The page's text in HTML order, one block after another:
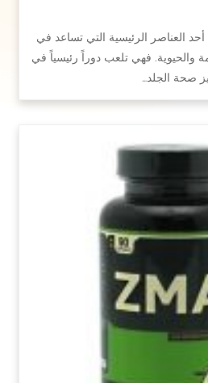
أحد العناصر الرئيسية التي تساعد في
والحيوية. فهي تلعب دوراً رئيسياً في
صحة الجلد…